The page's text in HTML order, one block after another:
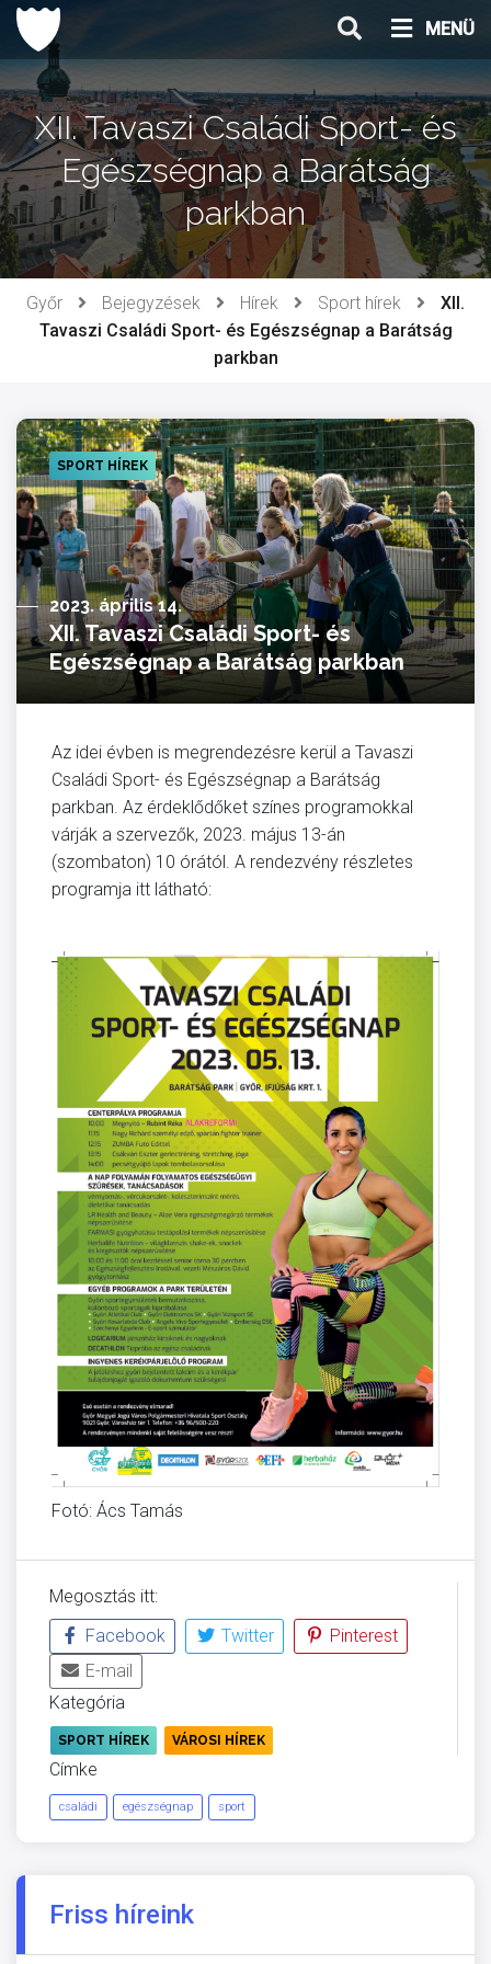
Ugrás
tartalomhoz
MENÜ
XII. Tavaszi Családi Sport- és
Egészségnap a Barátság
parkban
Győr Bejegyzések Hírek Sport hírek
XII.
Tavaszi Családi Sport- és Egészségnap a Barátság
parkban
SPORT HÍREK
2023. április 14.
XII. Tavaszi Családi Sport- és
Egészségnap a Barátság parkban
Az idei évben is megrendezésre kerül a Tavaszi
Családi Sport- és Egészségnap a Barátság
parkban. Az érdeklődőket színes programokkal
várják a szervezők, 2023. május 13-án
(szombaton) 10 órától. A rendezvény részletes
programja itt látható:
Fotó: Ács Tamás
Megosztás itt:
Facebook
Twitter
Pinterest
E-mail
Kategória
SPORT HÍREK VÁROSI HÍREK
Címke
családi egészségnap sport
Friss híreink